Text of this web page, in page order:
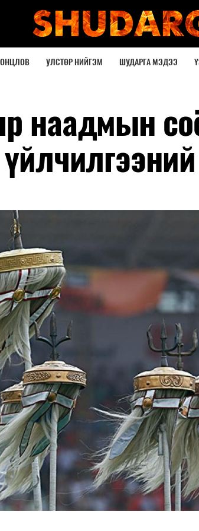
УЛСТӨР НИЙГЭМ ШУДАРГА МЭДЭЭ
наадмын